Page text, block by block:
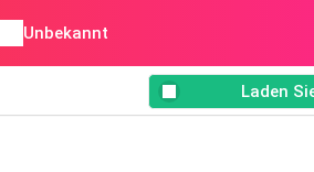
Unbekannt
Laden